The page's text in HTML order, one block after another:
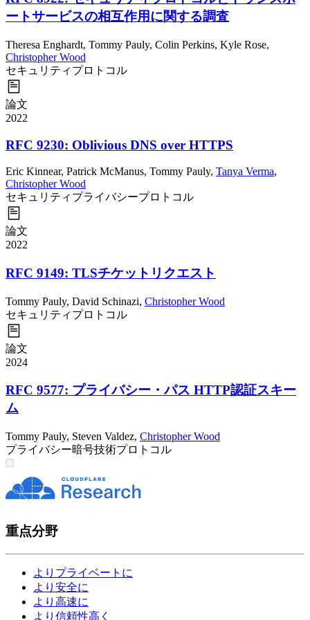
ートサービスの相互作用に関する調査
Theresa Enghardt, Tommy Pauly, Colin Perkins, Kyle Rose,
Christopher Wood
セキュリティ プロトコル
論文
2022
RFC 9230: Oblivious DNS over HTTPS
Eric Kinnear, Patrick McManus, Tommy Pauly, Tanya Verma,
Christopher Wood
セキュリティ プライバシープロトコル
論文
2022
RFC 9149: TLSチケットリクエスト
Tommy Pauly, David Schinazi, Christopher Wood
セキュリティ プロトコル
論文
2024
RFC 9577: プライバシー・パス HTTP認証スキー
ム
Tommy Pauly, Steven Valdez, Christopher Wood
プライバシー暗号技術プロトコル
重点分野
よりプライベートに
より安全に
より高速に
より信頼性高く